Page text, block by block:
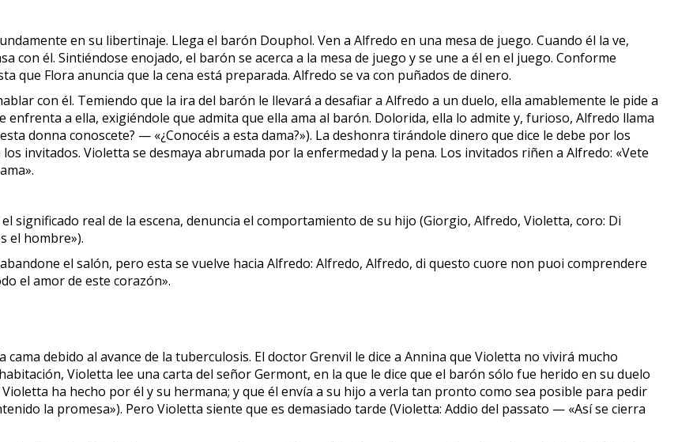
en su libertinaje. Llega el barón Douphol. Ven a Alfredo en una mesa de juego. Cuando él la ve,
con él. Sintiéndose enojado, el barón se acerca a la mesa de juego y se une a él en el juego. Conforme
que Flora anuncia que la cena está preparada. Alfredo se va con puñados de dinero.
con él. Temiendo que la ira del barón le llevará a desafiar a Alfredo a un duelo, ella amablemente le pide a
a ella, exigiéndole que admita que ella ama al barón. Dolorida, ella lo admite y, furioso, Alfredo llama
donna conoscete? — «¿Conocéis a esta dama?»). La deshonra tirándole dinero que dice le debe por los
invitados. Violetta se desmaya abrumada por la enfermedad y la pena. Los invitados riñen a Alfredo: «Vete
significado real de la escena, denuncia el comportamiento de su hijo (Giorgio, Alfredo, Violetta, coro: Di
el hombre»).
el salón, pero esta se vuelve hacia Alfredo: Alfredo, Alfredo, di questo cuore non puoi comprendere
el amor de este corazón».
debido al avance de la tuberculosis. El doctor Grenvil le dice a Annina que Violetta no vivirá mucho
Violetta lee una carta del señor Germont, en la que le dice que el barón sólo fue herido en su duelo
ha hecho por él y su hermana; y que él envía a su hijo a verla tan pronto como sea posible para pedir
la promesa»). Pero Violetta siente que es demasiado tarde (Violetta: Addio del passato — «Así se cierra